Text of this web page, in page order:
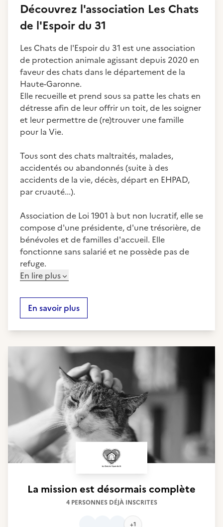
Découvrez l'association Les Chats
de l'Espoir du 31
Les Chats de l'Espoir du 31 est une association
de protection animale agissant depuis 2020 en
faveur des chats dans le département de la
Haute-Garonne.
Elle recueille et prend sous sa patte les chats en
détresse afin de leur offrir un toit, de les soigner
et leur permettre de (re)trouver une famille
pour la Vie.
Tous sont des chats maltraités, malades,
accidentés ou abandonnés (suite à des
accidents de la vie, décès, départ en EHPAD,
par cruauté...).
Association de Loi 1901 à but non lucratif, elle se
compose d'une présidente, d'une trésorière, de
bénévoles et de familles d'accueil. Elle
fonctionne sans salarié et ne possède pas de
refuge.
En lire plus
En savoir plus
La mission est désormais complète
4 PERSONNES DÉJÀ INSCRITES
+1